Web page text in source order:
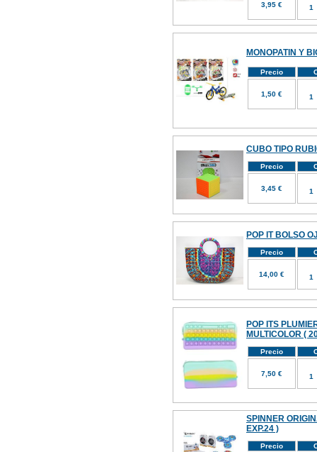
3,95 €
MONOPATIN Y
Precio
1,50 €
CUBO TIPO
Precio
3,45 €
POP IT BOLSO
Precio
14,00 €
POP ITS
MULTICOLOR (
Precio
7,50 €
SPINNER
EXP.24 )
Precio